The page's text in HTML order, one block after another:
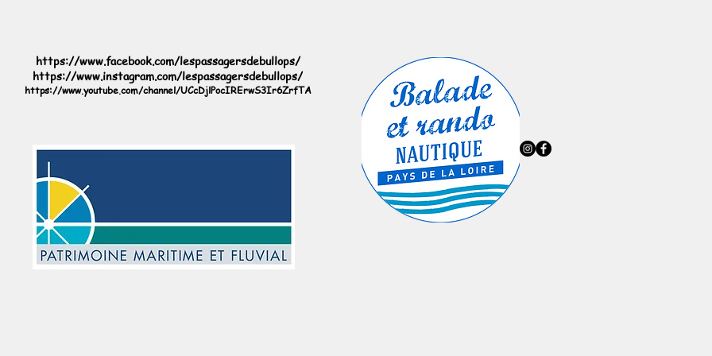
https://www.facebook.com/lespassagersdebullops/
https://www.instagram.com/lespassagersdebullops/
https://www.youtube.com/channel/UCcDjlPocIRErwS3Ir6ZrfTA